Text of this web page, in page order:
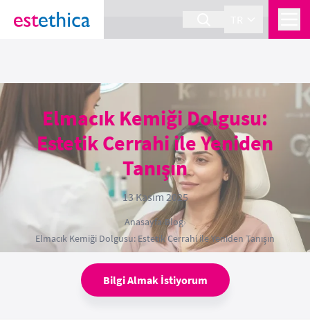
section Service {
Elmacık Kemiği Dolgusu:
Estetik Cerrahi ile Yeniden
Tanışın
13 Kasım 2025
Anasayfa›Blog›
Elmacık Kemiği Dolgusu: Estetik Cerrahi ile Yeniden Tanışın
Bilgi Almak İstiyorum